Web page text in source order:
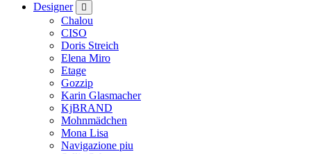
Designer
Chalou
CISO
Doris Streich
Elena Miro
Etage
Gozzip
Karin Glasmacher
KjBRAND
Mohnmädchen
Mona Lisa
Navigazione piu